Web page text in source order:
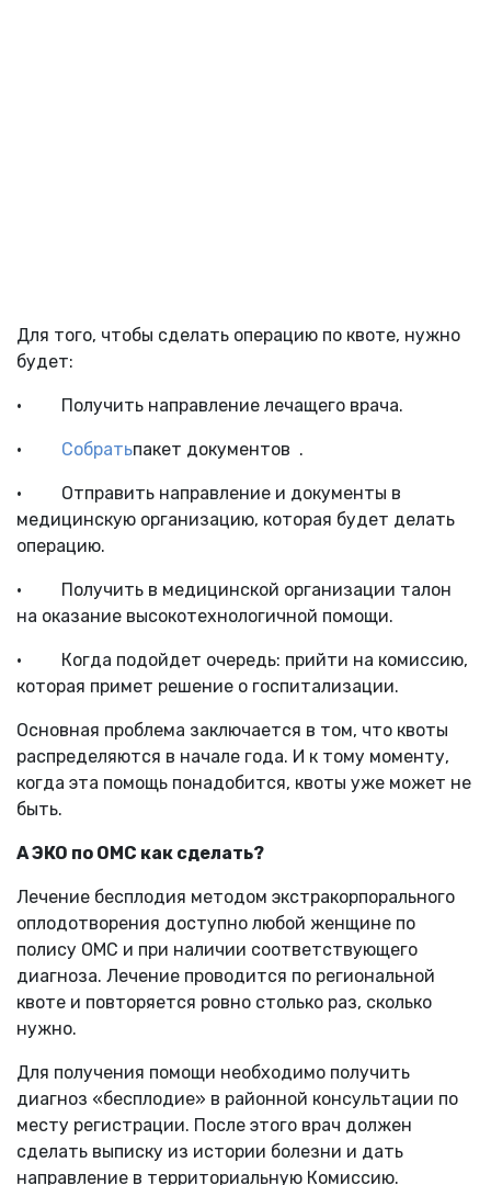
Для того, чтобы сделать операцию по квоте, нужно
будет:
· Получить направление лечащего врача.
· Собратьпакет документов .
· Отправить направление и документы в
медицинскую организацию, которая будет делать
операцию.
· Получить в медицинской организации талон
на оказание высокотехнологичной помощи.
· Когда подойдет очередь: прийти на комиссию,
которая примет решение о госпитализации.
Основная проблема заключается в том, что квоты
распределяются в начале года. И к тому моменту,
когда эта помощь понадобится, квоты уже может не
быть.
А ЭКО по ОМС как сделать?
Лечение бесплодия методом экстракорпорального
оплодотворения доступно любой женщине по
полису ОМС и при наличии соответствующего
диагноза. Лечение проводится по региональной
квоте и повторяется ровно столько раз, сколько
нужно.
Для получения помощи необходимо получить
диагноз «бесплодие» в районной консультации по
месту регистрации. После этого врач должен
сделать выписку из истории болезни и дать
направление в территориальную Комиссию.